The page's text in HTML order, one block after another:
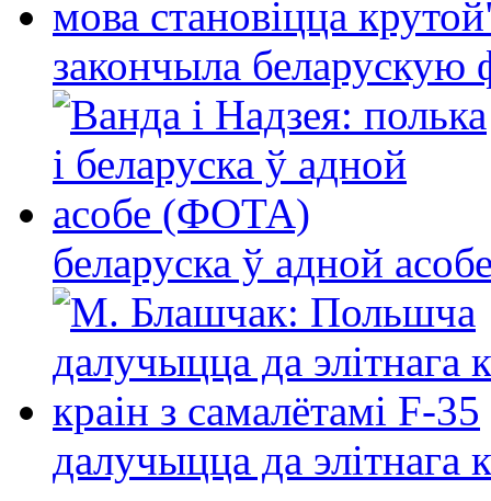
закончыла беларускую
беларуска ў адной
далучыцца да элітнага